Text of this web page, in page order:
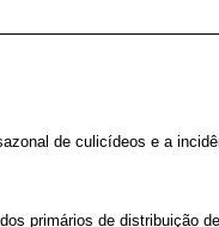
de culicídeos e a
primários de distribuição